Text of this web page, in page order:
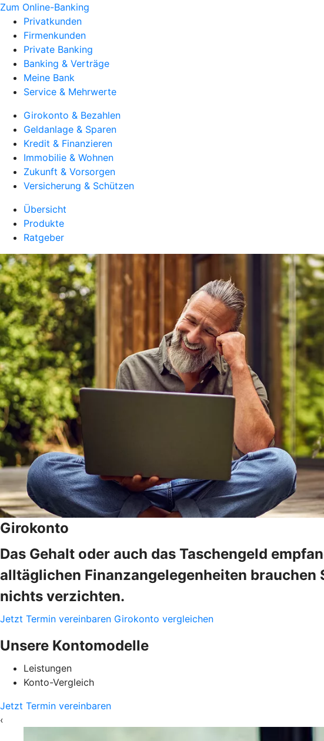
Zum Online-Banking
Privatkunden
Firmenkunden
Private Banking
Banking & Verträge
Meine Bank
Service & Mehrwerte
Girokonto & Bezahlen
Geldanlage & Sparen
Kredit & Finanzieren
Immobilie & Wohnen
Zukunft & Vorsorgen
Versicherung & Schützen
Übersicht
Produkte
Ratgeber
Girokonto
Das Gehalt oder auch das Taschengeld
alltäglichen Finanzangelegenheiten brauchen
nichts verzichten.
Jetzt Termin vereinbaren Girokonto vergleichen
Unsere Kontomodelle
Leistungen
Konto-Vergleich
Jetzt Termin vereinbaren
‹